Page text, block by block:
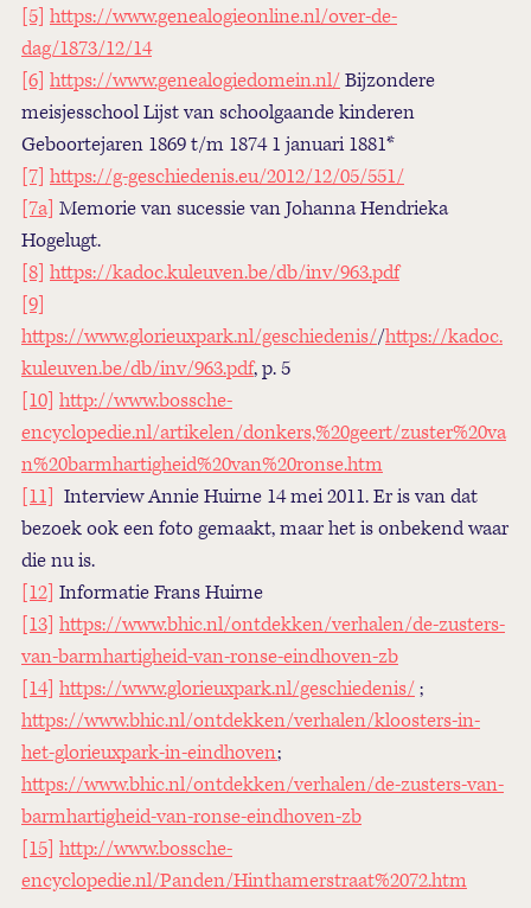
[5] https://www.genealogieonline.nl/over-de-
dag/1873/12/14
[6] https://www.genealogiedomein.nl/Bijzondere
meisjesschoolLijst van schoolgaande kinderen
Geboortejaren 1869 t/m 1874 1 januari 1881*
[7] https://g-geschiedenis.eu/2012/12/05/551/
[7a] Memorie van sucessie van Johanna Hendrieka
Hogelugt.
[8] https://kadoc.kuleuven.be/db/inv/963.pdf
[9]
https://www.glorieuxpark.nl/geschiedenis//https://kadoc.
kuleuven.be/db/inv/963.pdf, p. 5
[10] http://www.bossche-
encyclopedie.nl/artikelen/donkers,%20geert/zuster%20va
n%20barmhartigheid%20van%20ronse.htm
[11] Interview Annie Huirne 14 mei 2011. Er is van dat
bezoek ook een foto gemaakt, maar het is onbekend waar
die nu is.
[12] Informatie Frans Huirne
[13] https://www.bhic.nl/ontdekken/verhalen/de-zusters-
van-barmhartigheid-van-ronse-eindhoven-zb
[14] https://www.glorieuxpark.nl/geschiedenis/;
https://www.bhic.nl/ontdekken/verhalen/kloosters-in-
het-glorieuxpark-in-eindhoven;
https://www.bhic.nl/ontdekken/verhalen/de-zusters-van-
barmhartigheid-van-ronse-eindhoven-zb
[15] http://www.bossche-
encyclopedie.nl/Panden/Hinthamerstraat%2072.htm